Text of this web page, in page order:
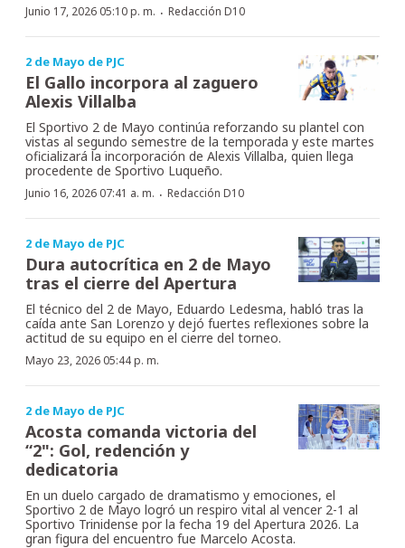
Junio 17, 2026 05:10 p. m. · Redacción D10
2 de Mayo de PJC
El Gallo incorpora al zaguero
Alexis Villalba
El Sportivo 2 de Mayo continúa reforzando su plantel con
vistas al segundo semestre de la temporada y este martes
oficializará la incorporación de Alexis Villalba, quien llega
procedente de Sportivo Luqueño.
Junio 16, 2026 07:41 a. m. · Redacción D10
2 de Mayo de PJC
Dura autocrítica en 2 de Mayo
tras el cierre del Apertura
El técnico del 2 de Mayo, Eduardo Ledesma, habló tras la
caída ante San Lorenzo y dejó fuertes reflexiones sobre la
actitud de su equipo en el cierre del torneo.
Mayo 23, 2026 05:44 p. m.
2 de Mayo de PJC
Acosta comanda victoria del
“2": Gol, redención y
dedicatoria
En un duelo cargado de dramatismo y emociones, el
Sportivo 2 de Mayo logró un respiro vital al vencer 2-1 al
Sportivo Trinidense por la fecha 19 del Apertura 2026. La
gran figura del encuentro fue Marcelo Acosta.